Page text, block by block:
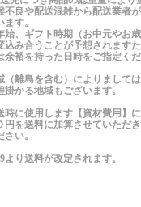
不良や配送混雑から配送業者
す。
始、ギフト時期（お中元やお
込み合うことが予想されます
余裕を持った日時をご指定くだ
離島を含む）によりまして
掛かる地域もございます。
時に使用します【資材費用】
円を送料に加算させていただ
い。
より送料が改定されます。